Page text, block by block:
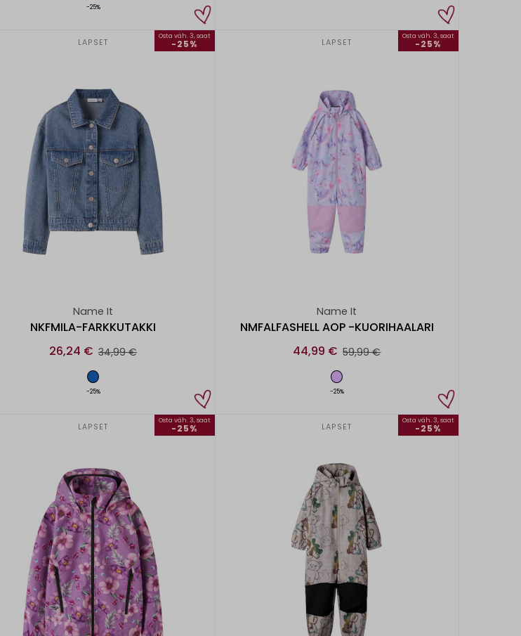
-25%
LAPSET
Osta väh. 3, saat
-25%
Name It
NKFMILA-FARKKUTAKKI
26,24 € 34,99 €
-25%
LAPSET
Osta väh. 3, saat
-25%
Name It
NMFALFASHELL AOP -KUORIHAALARI
44,99 € 59,99 €
-25%
LAPSET
Osta väh. 3, saat
-25% LAPSET
Osta väh. 3, saat
-25%